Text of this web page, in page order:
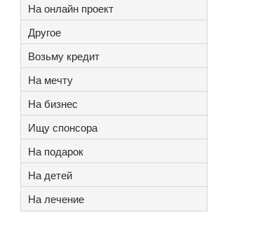
На онлайн проект
Другое
Возьму кредит
На мечту
На бизнес
Ищу спонсора
На подарок
На детей
На лечение